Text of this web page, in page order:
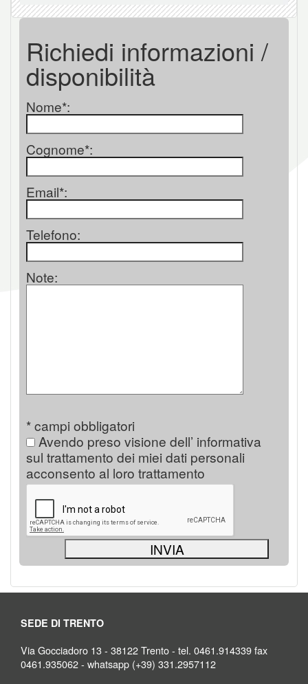
Richiedi informazioni /
disponibilità
Nome*:
Cognome*:
Email*:
Telefono:
Note:
* campi obbligatori
Avendo preso visione dell’ informativa
sul trattamento dei miei dati personali
acconsento al loro trattamento
SEDE DI TRENTO
Via Gocciadoro 13 - 38122 Trento - tel. 0461.914339 fax
0461.935062 - whatsapp (+39) 331.2957112